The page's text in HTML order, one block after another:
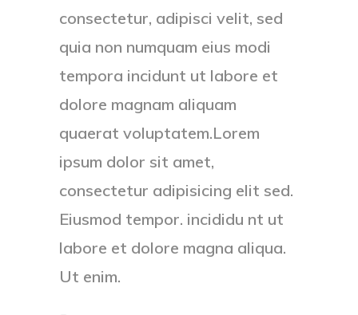
consectetur, adipisci velit, sed
quia non numquam eius modi
tempora incidunt ut labore et
dolore magnam aliquam
quaerat voluptatem.Lorem
ipsum dolor sit amet,
consectetur adipisicing elit sed.
Eiusmod tempor. incididu nt ut
labore et dolore magna aliqua.
Ut enim.